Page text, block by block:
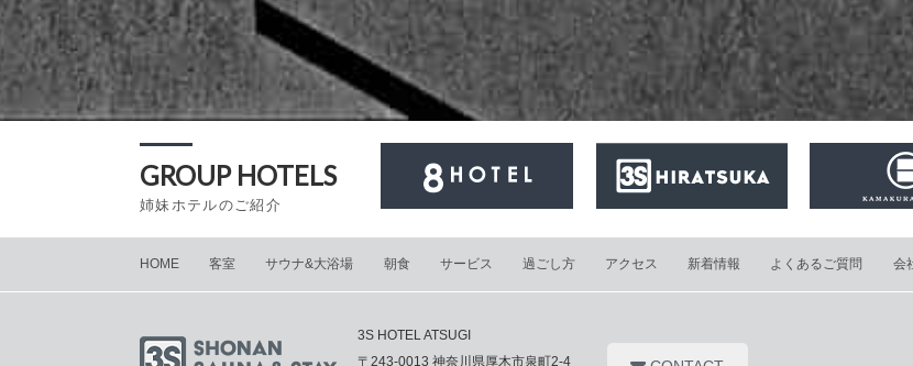
GROUP HOTELS
姉妹ホテルのご紹介
HOME 客室 サウナ&大浴場 朝食 サービス 過ごし方 アクセス 新着情報 よくあるご質問 会
3S HOTEL ATSUGI
〒243-0013 神奈川県厚木市泉町2-4